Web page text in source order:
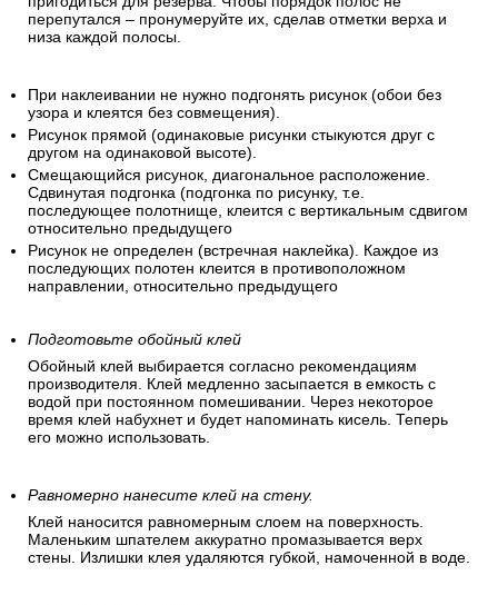
перепутался – пронумеруйте их, сделав отметки верха и
низа каждой полосы.
При наклеивании не нужно подгонять рисунок (обои без
узора и клеятся без совмещения).
Рисунок прямой (одинаковые рисунки стыкуются друг с
другом на одинаковой высоте).
Смещающийся рисунок, диагональное расположение.
Сдвинутая подгонка (подгонка по рисунку, т.е.
последующее полотнище, клеится с вертикальным сдвигом
относительно предыдущего
Рисунок не определен (встречная наклейка). Каждое из
последующих полотен клеится в противоположном
направлении, относительно предыдущего
Подготовьте обойный клей
Обойный клей выбирается согласно рекомендациям
производителя. Клей медленно засыпается в емкость с
водой при постоянном помешивании. Через некоторое
время клей набухнет и будет напоминать кисель. Теперь
его можно использовать.
Равномерно нанесите клей на стену.
Клей наносится равномерным слоем на поверхность.
Маленьким шпателем аккуратно промазывается верх
стены. Излишки клея удаляются губкой, намоченной в воде.